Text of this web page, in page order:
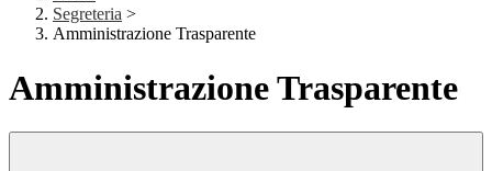
Segreteria >
Amministrazione Trasparente
Amministrazione Trasparente